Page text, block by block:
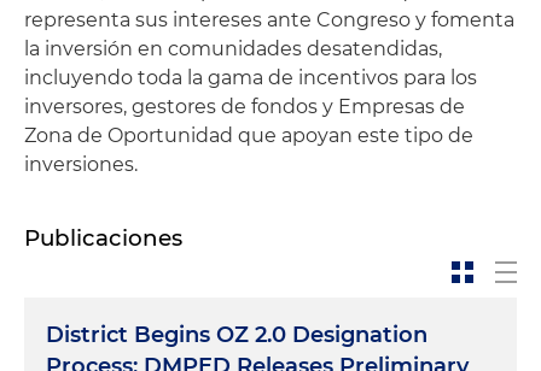
representa sus intereses ante Congreso y fomenta
la inversión en comunidades desatendidas,
incluyendo toda la gama de incentivos para los
inversores, gestores de fondos y Empresas de
Zona de Oportunidad que apoyan este tipo de
inversiones.
Publicaciones
District Begins OZ 2.0 Designation